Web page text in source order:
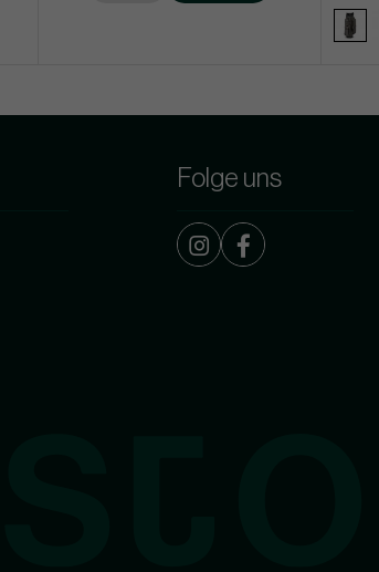
Folge uns